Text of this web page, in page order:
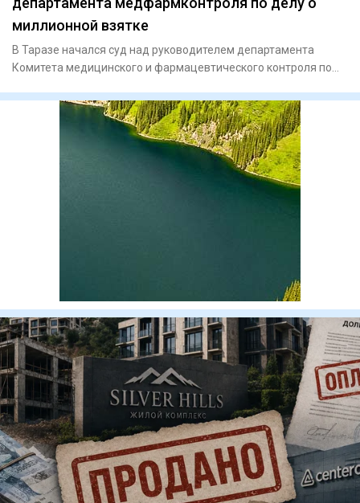
миллионной взятке
В Таразе начался суд над руководителем департамента
Комитета медицинского и фармацевтического контроля по